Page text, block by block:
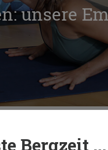
Bergzeit ...
unsere